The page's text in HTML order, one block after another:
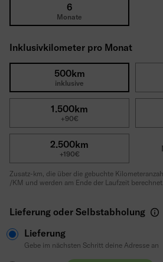
Verbrauch (WLTP)
Reifen
Bruttolistenpreis
41.290€
6
Monate
Inklusivkilometer pro Monat
500km
inklusive
1.500km
+90€
2.500km
+190€
Zusatz-km, die über die gebuchte
/KM und werden am Ende der Laufzeit berechnet.
Lieferung oder Selbstabholung
Lieferung
Gebe im nächsten Schritt deine Adresse an